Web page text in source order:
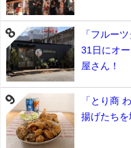
「フルー
31日にオ
屋さん！
「とり商
揚げたちを